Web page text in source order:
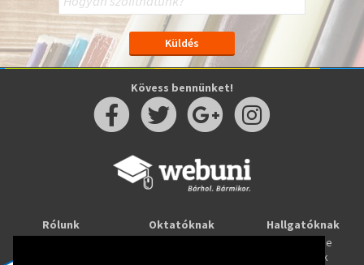
Kövess bennünket!
Rólunk
Oktatóknak
Hallgatóknak
Tanulj online
Képzések